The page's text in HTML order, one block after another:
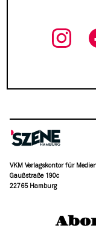
VKM Verlagskontor für
Gaußstraße 190c
22765 Hamburg
moc.grubmah-enezs@ofni